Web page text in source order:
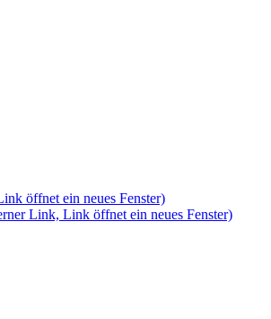
öffnet ein neues Fenster)
Link, Link öffnet ein neues Fenster)